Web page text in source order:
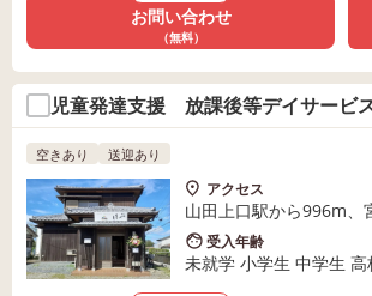
お問い合わせ
（無料）
児童発達支援 放課後等デイサー
空きあり 送迎あり
アクセス
山田上口駅から996m、
受入年齢
未就学 小学生 中学生 高